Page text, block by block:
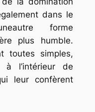
dans le
forme
plus humble.
toutes simples,
l’intérieur de
leur confèrent